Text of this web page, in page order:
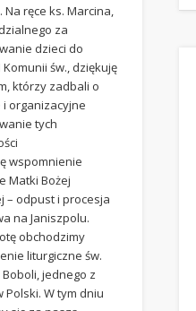
Na ręce ks. Marcina,
za
dzieci do
Komunii św., dziękuję
którzy zadbali o
i organizacyjne
tych
wspomnienie
Matki Bożej
– odpust i procesja
na Janiszpolu.
obchodzimy
liturgiczne św.
jednego z
Polski. W tym dniu